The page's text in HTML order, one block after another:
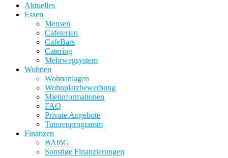
Aktuelles
Essen
Mensen
Cafeterien
CafeBars
Catering
Mehrwegsystem
Wohnen
Wohnanlagen
Wohnplatzbewerbung
Mietinformationen
FAQ
Private Angebote
Tutorenprogramm
Finanzen
BAföG
Sonstige Finanzierungen